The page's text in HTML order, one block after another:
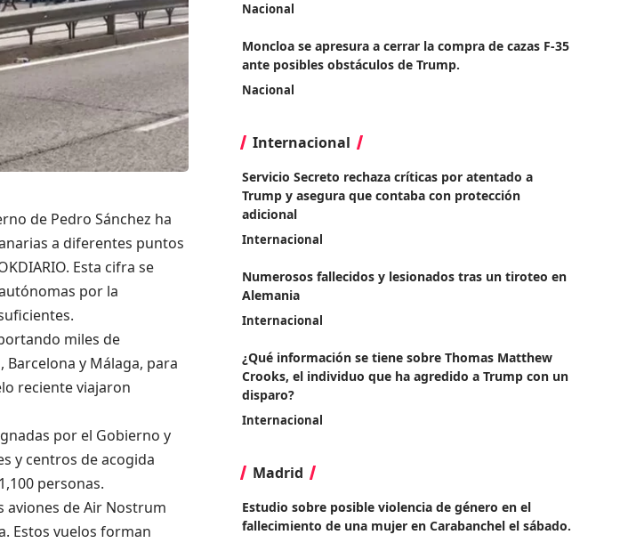
de Pedro Sánchez ha
a diferentes puntos
Esta cifra se
por la
miles de
y Málaga, para
reciente viajaron
por el Gobierno y
y centros de acogida
personas.
aviones de Air Nostrum
Estos vuelos forman
Nacional
Moncloa se apresura a cerrar la compra de cazas F-35
ante posibles obstáculos de Trump.
Nacional
Internacional
Servicio Secreto rechaza críticas por atentado a
Trump y asegura que contaba con protección
adicional
Internacional
Numerosos fallecidos y lesionados tras un tiroteo en
Alemania
Internacional
¿Qué información se tiene sobre Thomas Matthew
Crooks, el individuo que ha agredido a Trump con un
disparo?
Internacional
Madrid
Estudio sobre posible violencia de género en el
fallecimiento de una mujer en Carabanchel el sábado.